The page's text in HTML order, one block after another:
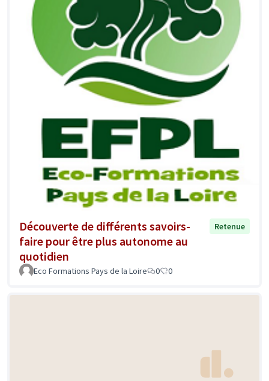
Découverte de différents savoirs-
faire pour être plus autonome au
quotidien
Retenue
Eco Formations Pays de la Loire 0 0